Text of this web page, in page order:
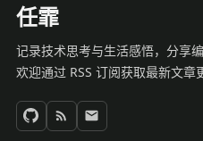
任霏
记录技术思考与生活感悟，分享
欢迎通过 RSS 订阅获取最新文章